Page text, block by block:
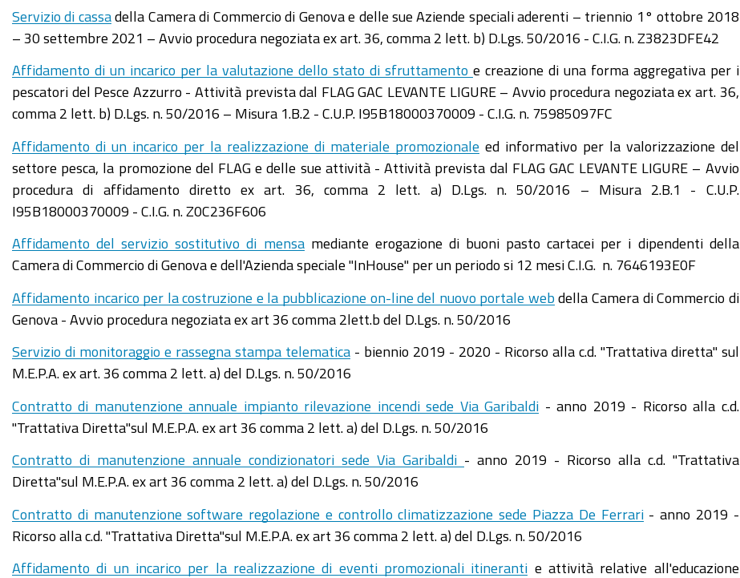
Servizio di cassadella Camera di Commercio di Genova e delle sue Aziende speciali aderenti – triennio 1° ottobre 2018
– 30 settembre 2021 – Avvio procedura negoziata ex art. 36, comma 2 lett. b) D.Lgs. 50/2016 - C.I.G. n. Z3823DFE42
Affidamento di un incarico per la valutazione dello stato di sfruttamento e creazione di una forma aggregativa per i
pescatori del Pesce Azzurro - Attività prevista dal FLAG GAC LEVANTE LIGURE – Avvio procedura negoziata ex art. 36,
comma 2 lett. b) D.Lgs. n. 50/2016 – Misura 1.B.2 - C.U.P. I95B18000370009 - C.I.G. n. 75985097FC
Affidamento di un incarico per la realizzazione di materiale promozionale ed informativo per la valorizzazione del
settore pesca, la promozione del FLAG e delle sue attività - Attività prevista dal FLAG GAC LEVANTE LIGURE – Avvio
procedura di affidamento diretto ex art. 36, comma 2 lett. a) D.Lgs. n. 50/2016 – Misura 2.B.1 - C.U.P.
I95B18000370009 - C.I.G. n. Z0C236F606
Affidamento del servizio sostitutivo di mensamediante erogazione di buoni pasto cartacei per i dipendenti della
Camera di Commercio di Genova e dell'Azienda speciale "InHouse" per un periodo si 12 mesi C.I.G. n. 7646193E0F
Affidamento incarico per la costruzione e la pubblicazione on-line del nuovo portale web della Camera di Commercio di
Genova - Avvio procedura negoziata ex art 36 comma 2lett.b del D.Lgs. n. 50/2016
Servizio di monitoraggio e rassegna stampa telematica- biennio 2019 - 2020 - Ricorso alla c.d. "Trattativa diretta" sul
M.E.P.A. ex art. 36 comma 2 lett. a) del D.Lgs. n. 50/2016
Contratto di manutenzione annuale impianto rilevazione incendi sede Via Garibaldi - anno 2019 - Ricorso alla c.d.
"Trattativa Diretta"sul M.E.P.A. ex art 36 comma 2 lett. a) del D.Lgs. n. 50/2016
Contratto di manutenzione annuale condizionatori sede Via Garibaldi - anno 2019 - Ricorso alla c.d. "Trattativa
Diretta"sul M.E.P.A. ex art 36 comma 2 lett. a) del D.Lgs. n. 50/2016
Contratto di manutenzione software regolazione e controllo climatizzazione sede Piazza De Ferrari- anno 2019 -
Ricorso alla c.d. "Trattativa Diretta"sul M.E.P.A. ex art 36 comma 2 lett. a) del D.Lgs. n. 50/2016
Affidamento di un incarico per la realizzazione di eventi promozionali itineranti e attività relative all'educazione